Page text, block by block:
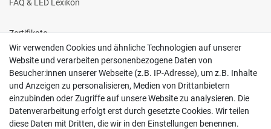
FAQ & LED Lexikon
Zertifikate
Wir verwenden Cookies und ähnliche Technologien auf unserer
Website und verarbeiten personenbezogene Daten von
Besucher:innen unserer Webseite (z.B. IP-Adresse), um z.B. Inhalte
und Anzeigen zu personalisieren, Medien von Drittanbietern
einzubinden oder Zugriffe auf unsere Website zu analysieren. Die
Datenverarbeitung erfolgt erst durch gesetzte Cookies. Wir teilen
diese Daten mit Dritten, die wir in den Einstellungen benennen.